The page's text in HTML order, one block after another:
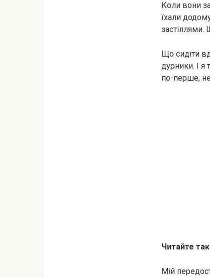
Коли вони
їхали
застіллями.
Що сидіти
дурники. І я
по-перше,
Читайте
Мій